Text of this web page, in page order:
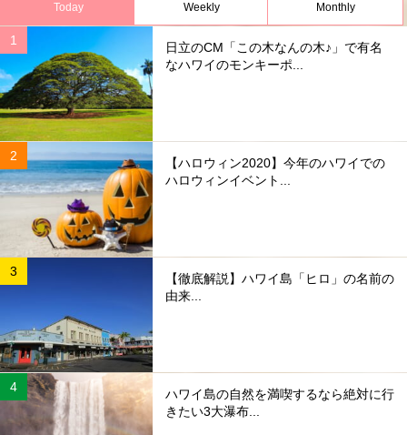
Today Weekly Monthly
日立のCM「この木なんの木♪」で有名
なハワイのモンキーポ...
【ハロウィン2020】今年のハワイでの
ハロウィンイベント...
【徹底解説】ハワイ島「ヒロ」の名前の
由来...
ハワイ島の自然を満喫するなら絶対に行
きたい3大瀑布...